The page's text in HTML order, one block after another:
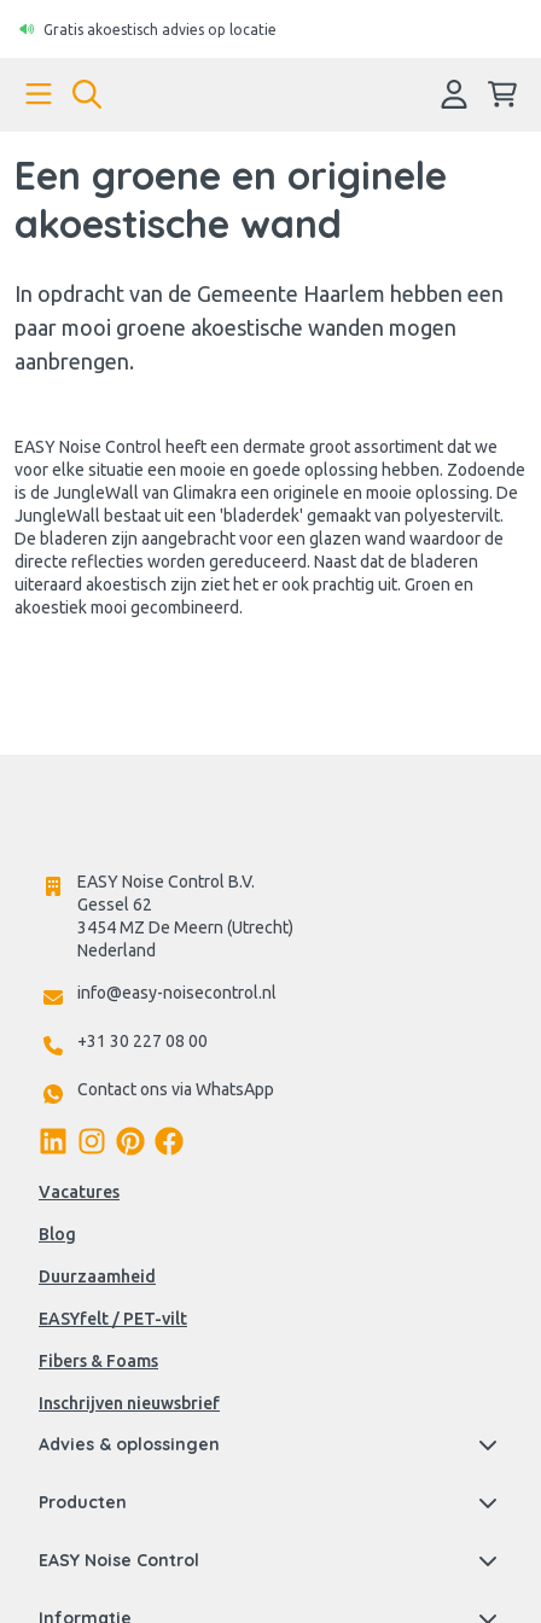
Gratis akoestisch advies op locatie
Een groene en originele
akoestische wand
In opdracht van de Gemeente Haarlem hebben een
paar mooi groene akoestische wanden mogen
aanbrengen.
EASY Noise Control heeft een dermate groot assortiment dat we
voor elke situatie een mooie en goede oplossing hebben. Zodoende
is de JungleWall van Glimakra een originele en mooie oplossing. De
JungleWall bestaat uit een 'bladerdek' gemaakt van polyestervilt.
De bladeren zijn aangebracht voor een glazen wand waardoor de
directe reflecties worden gereduceerd. Naast dat de bladeren
uiteraard akoestisch zijn ziet het er ook prachtig uit. Groen en
akoestiek mooi gecombineerd.
EASY Noise Control B.V.
Gessel 62
3454 MZ De Meern (Utrecht)
Nederland
info@easy-noisecontrol.nl
+31 30 227 08 00
Contact ons via WhatsApp
Vacatures
Blog
Duurzaamheid
EASYfelt / PET-vilt
Fibers & Foams
Inschrijven nieuwsbrief
Advies & oplossingen
Producten
EASY Noise Control
Informatie